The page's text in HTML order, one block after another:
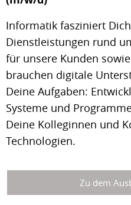
Informatik fasziniert
Dienstleistungen rund
für unsere Kunden
brauchen digitale
Deine Aufgaben:
Systeme und
Deine Kolleginnen und
Technologien.
Zu dem